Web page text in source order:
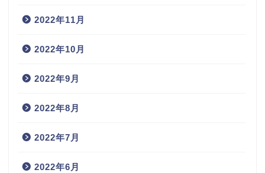
2022年11月
2022年10月
2022年9月
2022年8月
2022年7月
2022年6月